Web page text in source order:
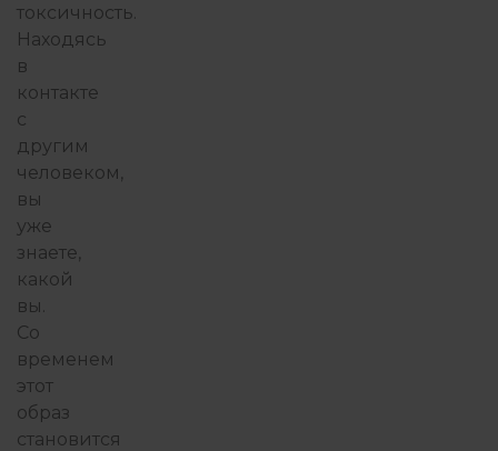
токсичность.
Находясь
в
контакте
с
другим
человеком,
вы
уже
знаете,
какой
вы.
Со
временем
этот
образ
становится